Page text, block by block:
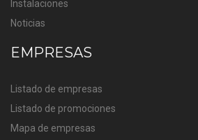
Instalaciones
Noticias
EMPRESAS
Listado de empresas
Listado de promociones
Mapa de empresas